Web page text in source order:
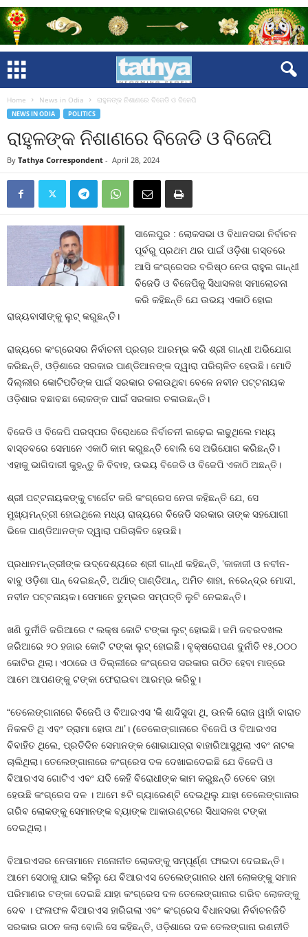
Home News in Odia ରାହୁଳଙ୍କ ନିଶାଣରେ ବିଜେଡି ଓ ବିଜେପି
NEWS IN ODIA POLITICS
ରାହୁଳଙ୍କ ନିଶାଣରେ ବିଜେଡି ଓ ବିଜେପି
By Tathya Correspondent - April 28, 2024
ସାଲେପୁର : ଲୋକସଭା ଓ ବିଧାନସଭା ନିର୍ବାଚନ
ପୂର୍ବରୁ ପ୍ରଥମ ଥର ପାଇଁ ଓଡ଼ିଶା ଗସ୍ତରେ
ଆସି କଂଗ୍ରେସର ବରିଷ୍ଠ ନେତା ରାହୁଲ ଗାନ୍ଧୀ
ବିଜେଡି ଓ ବିଜେପିକୁ ସିଧାସଳଖ ସମାଲୋଚନା
କରି କହିଛନ୍ତି ଯେ ଉଭୟ ଏକାଠି ହୋଇ
ରାଜ୍ୟବାସୀଙ୍କୁ ଲୁଟ୍ କରୁଛନ୍ତି।
ରାଜ୍ୟରେ କଂଗ୍ରେସର ନିର୍ବାଚନୀ ପ୍ରଚାର ଆରମ୍ଭ କରି ଶ୍ରୀ ଗାନ୍ଧୀ ଅଭିଯୋଗ
କରିଛନ୍ତି, ଓଡ଼ିଶାରେ ସରକାର ପାଣ୍ଡିଆନଙ୍କ ଦ୍ୱାରା ପରିଚାଳିତ ହେଉଛି। ମୋଦି
ଦିଲ୍ଲୀର କୋଟିପତିଙ୍କ ପାଇଁ ସରକାର ଚଳାଉଥିବା ବେଳେ ନବୀନ ପଟ୍ଟନାୟକ
ଓଡ଼ିଶାର ବଛାବଛା ଲୋକଙ୍କ ପାଇଁ ସରକାର ଚଳାଉଛନ୍ତି।
ବିଜେଡି ଓ ବିଜେପି ପରସ୍ପର ବିରୋଧରେ ନିର୍ବାଚନୀ ଲଢ଼େଇ ଲଢୁଥିଲେ ମଧ୍ୟ
ବାସ୍ତବରେ ସେମାନେ ଏକାଠି କାମ କରୁଛନ୍ତି ବୋଲି ସେ ଅଭିଯୋଗ କରିଛନ୍ତି।
ଏହାକୁ ଭାଗିଦାରୀ କୁହନ୍ତୁ କି ବିବାହ, ଉଭୟ ବିଜେଡି ଓ ବିଜେପି ଏକାଠି ଅଛନ୍ତି।
ଶ୍ରୀ ପଟ୍ଟନାୟକଙ୍କୁ ଟାର୍ଗେଟ କରି କଂଗ୍ରେସ ନେତା କହିଛନ୍ତି ଯେ, ସେ
ମୁଖ୍ୟମନ୍ତ୍ରୀ ହୋଇଥିଲେ ମଧ୍ୟ ରାଜ୍ୟରେ ବିଜେଡି ସରକାର ତାଙ୍କ ସହଯୋଗୀ
ଭିକେ ପାଣ୍ଡିଆନଙ୍କ ଦ୍ୱାରା ପରିଚାଳିତ ହେଉଛି।
ପ୍ରଧାନମନ୍ତ୍ରୀଙ୍କ ଉଦ୍ଦେଶ୍ୟରେ ଶ୍ରୀ ଗାନ୍ଧୀ କହିଛନ୍ତି, ‘କାକାଜୀ ଓ ନବୀନ-
ବାବୁ ଓଡ଼ିଶା ପାନ୍ ଦେଇଛନ୍ତି, ଅର୍ଥାତ୍ ପାଣ୍ଡିଆନ୍, ଅମିତ ଶାହା, ନରେନ୍ଦ୍ର ମୋଦୀ,
ନବୀନ ପଟ୍ଟନାୟକ। ସେମାନେ ତୁମ୍ଭର ସମ୍ପତ୍ତି ଲୁଟି ନେଇଛନ୍ତି।
ଖଣି ଦୁର୍ନୀତି ଜରିଆରେ ୯ ଲକ୍ଷ କୋଟି ଟଙ୍କା ଲୁଟ୍ ହୋଇଛି। ଜମି ଜବରଦଖଲ
ଜରିଆରେ ୨୦ ହଜାର କୋଟି ଟଙ୍କା ଲୁଟ୍ ହୋଇଛି। ବୃକ୍ଷରୋପଣ ଦୁର୍ନୀତି ୧୫,୦୦୦
କୋଟିର ଥିଲା। ଏଠାରେ ଓ ଦିଲ୍ଲୀରେ କଂଗ୍ରେସ ସରକାର ଗଠିତ ହେବା ମାତ୍ରେ
ଆମେ ଆପଣଙ୍କୁ ଟଙ୍କା ଫେରାଇବା ଆରମ୍ଭ କରିବୁ।
“ତେଲେଙ୍ଗାନାରେ ବିଜେପି ଓ ବିଆରଏସ ‘କି ଶାଦିସୁଦା ଥି, ଉନକି ରୋଜ ୱାହାଁ ବାରାତ
ନିକଳତି ଥି ଏବଂ ଡ୍ରାମା ହୋତା ଥା’। (ତେଲେଙ୍ଗାନାରେ ବିଜେପି ଓ ବିଆରଏସ
ବିବାହିତ ଥିଲେ, ପ୍ରତିଦିନ ସେମାନଙ୍କ ଶୋଭାଯାତ୍ରା ବାହାରିଆସୁଥିଲା ଏବଂ ନାଟକ
ଚାଲିଥିଲା। ତେଲେଙ୍ଗାନାରେ କଂଗ୍ରେସ ଦଳ ଦେଖାଇଦେଇଛି ଯେ ବିଜେପି ଓ
ବିଆରଏସ ଗୋଟିଏ ଏବଂ ଯଦି କେହି ବିରୋଧୀଙ୍କ କାମ କରୁଛନ୍ତି ତେବେ ତାହା
ହେଉଛି କଂଗ୍ରେସ ଦଳ । ଆମେ ୫ଟି ଗ୍ୟାରେଣ୍ଟି ଦେଇଥିଲୁ ଯାହା ତେଲେଙ୍ଗାନାର
ଗରିବ ଲୋକଙ୍କୁ ସେମାନଙ୍କ ବ୍ୟାଙ୍କ ଆକାଉଣ୍ଟରେ ସିଧାସଳଖ ଟଙ୍କା
ଦେଇଥିଲା।
ବିଆରଏସର ନେତାମାନେ ମନୋନୀତ ଲୋକଙ୍କୁ ସମ୍ପୂର୍ଣ୍ଣ ଫାଇଦା ଦେଇଛନ୍ତି।
ଆମେ ସେଠାକୁ ଯାଇ କହିଲୁ ଯେ ବିଆରଏସ ତେଲେଙ୍ଗାନାର ଧନୀ ଲୋକଙ୍କୁ ସମାନ
ପରିମାଣର ଟଙ୍କା ଦେଇଛି ଯାହା କଂଗ୍ରେସ ଦଳ ତେଲେଙ୍ଗାନାର ଗରିବ ଲୋକଙ୍କୁ
ଦେବ । ଫଳାଫଳ ବିଆରଏସ ହାରିଗଲା ଏବଂ କଂଗ୍ରେସ ବିଧାନସଭା ନିର୍ବାଚନଜିତି
ସରକାର ଗଠନ କଲା ବୋଲି ସେ କହିଛନ୍ତି, ଓଡ଼ିଶାରେ ଦଳ ତେଲଙ୍ଗାନା ରଣନୀତି